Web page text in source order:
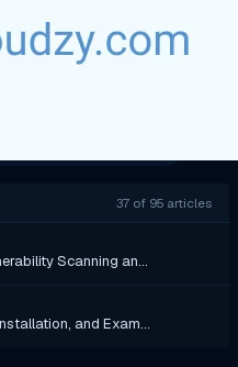
37 of 95 articles
Scanning an…
and Exam…